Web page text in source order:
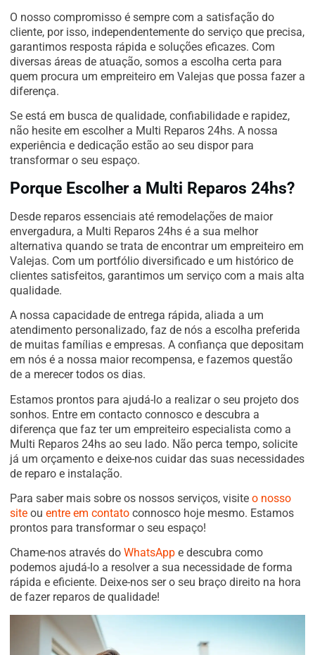
O nosso compromisso é sempre com a satisfação do
cliente, por isso, independentemente do serviço que precisa,
garantimos resposta rápida e soluções eficazes. Com
diversas áreas de atuação, somos a escolha certa para
quem procura um empreiteiro em Valejas que possa fazer a
diferença.
Se está em busca de qualidade, confiabilidade e rapidez,
não hesite em escolher a Multi Reparos 24hs. A nossa
experiência e dedicação estão ao seu dispor para
transformar o seu espaço.
Porque Escolher a Multi Reparos 24hs?
Desde reparos essenciais até remodelações de maior
envergadura, a Multi Reparos 24hs é a sua melhor
alternativa quando se trata de encontrar um empreiteiro em
Valejas. Com um portfólio diversificado e um histórico de
clientes satisfeitos, garantimos um serviço com a mais alta
qualidade.
A nossa capacidade de entrega rápida, aliada a um
atendimento personalizado, faz de nós a escolha preferida
de muitas famílias e empresas. A confiança que depositam
em nós é a nossa maior recompensa, e fazemos questão
de a merecer todos os dias.
Estamos prontos para ajudá-lo a realizar o seu projeto dos
sonhos. Entre em contacto connosco e descubra a
diferença que faz ter um empreiteiro especialista como a
Multi Reparos 24hs ao seu lado. Não perca tempo, solicite
já um orçamento e deixe-nos cuidar das suas necessidades
de reparo e instalação.
Para saber mais sobre os nossos serviços, visite o nosso
site ou entre em contato connosco hoje mesmo. Estamos
prontos para transformar o seu espaço!
Chame-nos através do WhatsApp e descubra como
podemos ajudá-lo a resolver a sua necessidade de forma
rápida e eficiente. Deixe-nos ser o seu braço direito na hora
de fazer reparos de qualidade!